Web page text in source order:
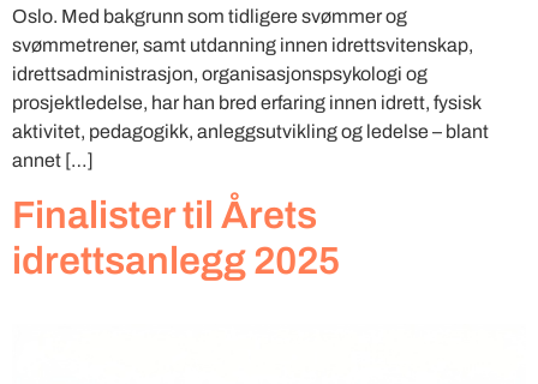
Oslo. Med bakgrunn som tidligere svømmer og
svømmetrener, samt utdanning innen idrettsvitenskap,
idrettsadministrasjon, organisasjonspsykologi og
prosjektledelse, har han bred erfaring innen idrett, fysisk
aktivitet, pedagogikk, anleggsutvikling og ledelse – blant
annet […]
Finalister til Årets
idrettsanlegg 2025